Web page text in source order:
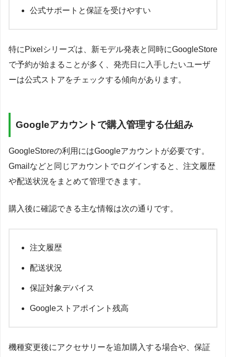
公式サポートと保証を受けやすい
特にPixelシリーズは、新モデル発表と同時にGoogleStore
で予約が始まることが多く、発売日に入手したいユーザ
ーは公式ストアをチェックする傾向があります。
Googleアカウントで購入管理する仕組み
GoogleStoreの利用にはGoogleアカウントが必要です。
Gmailなどと同じアカウントでログインすると、注文履歴
や配送状況をまとめて管理できます。
購入後に確認できる主な情報は次の通りです。
注文履歴
配送状況
保証対象デバイス
Googleストアポイント残高
機種変更後にアクセサリーを追加購入する場合や、保証